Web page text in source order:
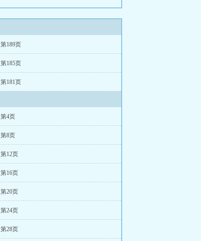
第189页
第185页
第181页
第4页
第8页
第12页
第16页
第20页
第24页
第28页